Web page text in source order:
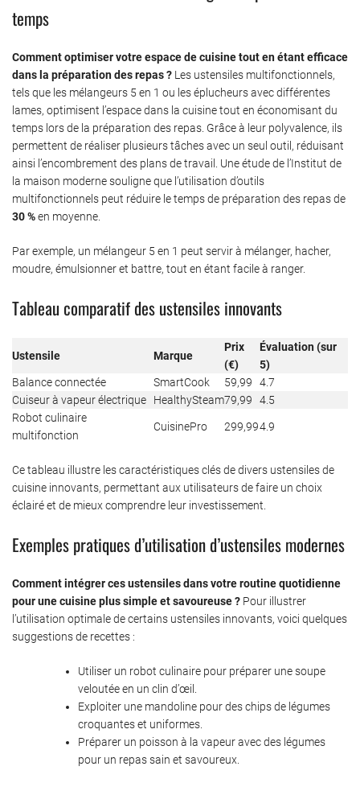
temps
Comment optimiser votre espace de cuisine tout en étant efficace
dans la préparation des repas ? Les ustensiles multifonctionnels,
tels que les mélangeurs 5 en 1 ou les éplucheurs avec différentes
lames, optimisent l’espace dans la cuisine tout en économisant du
temps lors de la préparation des repas. Grâce à leur polyvalence, ils
permettent de réaliser plusieurs tâches avec un seul outil, réduisant
ainsi l’encombrement des plans de travail. Une étude de l’Institut de
la maison moderne souligne que l’utilisation d’outils
multifonctionnels peut réduire le temps de préparation des repas de
30 %en moyenne.
Par exemple, un mélangeur 5 en 1 peut servir à mélanger, hacher,
moudre, émulsionner et battre, tout en étant facile à ranger.
Tableau comparatif des ustensiles innovants
Ustensile Marque
Prix
(€)
Évaluation (sur
5)
Balance connectée
SmartCook 59,99
4.7
Cuiseur à vapeur électrique
HealthySteam79,99
4.5
Robot culinaire
multifonction
CuisinePro 299,994.9
Ce tableau illustre les caractéristiques clés de divers ustensiles de
cuisine innovants, permettant aux utilisateurs de faire un choix
éclairé et de mieux comprendre leur investissement.
Exemples pratiques d’utilisation d’ustensiles modernes
Comment intégrer ces ustensiles dans votre routine quotidienne
pour une cuisine plus simple et savoureuse ? Pour illustrer
l’utilisation optimale de certains ustensiles innovants, voici quelques
suggestions de recettes :
Utiliser un robot culinaire pour préparer une soupe
veloutée en un clin d’œil.
Exploiter une mandoline pour des chips de légumes
croquantes et uniformes.
Préparer un poisson à la vapeur avec des légumes
pour un repas sain et savoureux.